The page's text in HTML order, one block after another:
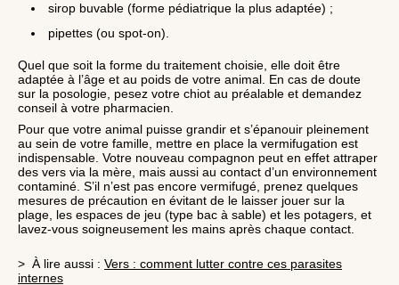
sirop buvable (forme pédiatrique la plus adaptée) ;
pipettes (ou spot-on).
Quel que soit la forme du traitement choisie, elle doit être
adaptée à l’âge et au poids de votre animal. En cas de doute
sur la posologie, pesez votre chiot au préalable et demandez
conseil à votre pharmacien.
Pour que votre animal puisse grandir et s’épanouir pleinement
au sein de votre famille, mettre en place la vermifugation est
indispensable. Votre nouveau compagnon peut en effet attraper
des vers via la mère, mais aussi au contact d’un environnement
contaminé. S’il n’est pas encore vermifugé, prenez quelques
mesures de précaution en évitant de le laisser jouer sur la
plage, les espaces de jeu (type bac à sable) et les potagers, et
lavez-vous soigneusement les mains après chaque contact.
> À lire aussi : Vers : comment lutter contre ces parasites
internes